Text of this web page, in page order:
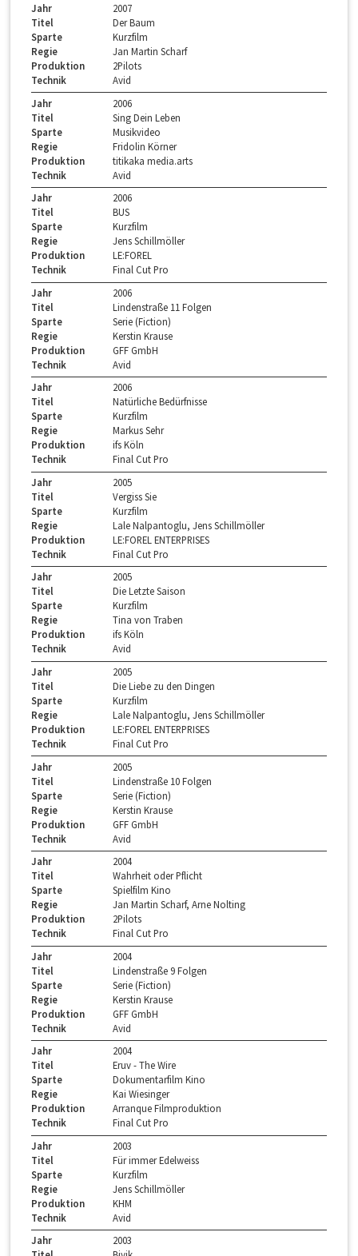
Jahr
2007
Titel
Der Baum
Sparte
Kurzfilm
Regie
Jan Martin Scharf
Produktion
2Pilots
Technik
Avid
Jahr
2006
Titel
Sing Dein Leben
Sparte
Musikvideo
Regie
Fridolin Körner
Produktion
titikaka media.arts
Technik
Avid
Jahr
2006
Titel
BUS
Sparte
Kurzfilm
Regie
Jens Schillmöller
Produktion
LE:FOREL
Technik
Final Cut Pro
Jahr
2006
Titel
Lindenstraße 11 Folgen
Sparte
Serie (Fiction)
Regie
Kerstin Krause
Produktion
GFF GmbH
Technik
Avid
Jahr
2006
Titel
Natürliche Bedürfnisse
Sparte
Kurzfilm
Regie
Markus Sehr
Produktion
ifs Köln
Technik
Final Cut Pro
Jahr
2005
Titel
Vergiss Sie
Sparte
Kurzfilm
Regie
Lale Nalpantoglu, Jens Schillmöller
Produktion
LE:FOREL ENTERPRISES
Technik
Final Cut Pro
Jahr
2005
Titel
Die Letzte Saison
Sparte
Kurzfilm
Regie
Tina von Traben
Produktion
ifs Köln
Technik
Avid
Jahr
2005
Titel
Die Liebe zu den Dingen
Sparte
Kurzfilm
Regie
Lale Nalpantoglu, Jens Schillmöller
Produktion
LE:FOREL ENTERPRISES
Technik
Final Cut Pro
Jahr
2005
Titel
Lindenstraße 10 Folgen
Sparte
Serie (Fiction)
Regie
Kerstin Krause
Produktion
GFF GmbH
Technik
Avid
Jahr
2004
Titel
Wahrheit oder Pflicht
Sparte
Spielfilm Kino
Regie
Jan Martin Scharf, Arne Nolting
Produktion
2Pilots
Technik
Final Cut Pro
Jahr
2004
Titel
Lindenstraße 9 Folgen
Sparte
Serie (Fiction)
Regie
Kerstin Krause
Produktion
GFF GmbH
Technik
Avid
Jahr
2004
Titel
Eruv - The Wire
Sparte
Dokumentarfilm Kino
Regie
Kai Wiesinger
Produktion
Arranque Filmproduktion
Technik
Final Cut Pro
Jahr
2003
Titel
Für immer Edelweiss
Sparte
Kurzfilm
Regie
Jens Schillmöller
Produktion
KHM
Technik
Avid
Jahr
2003